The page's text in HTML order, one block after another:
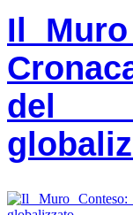
Il
del